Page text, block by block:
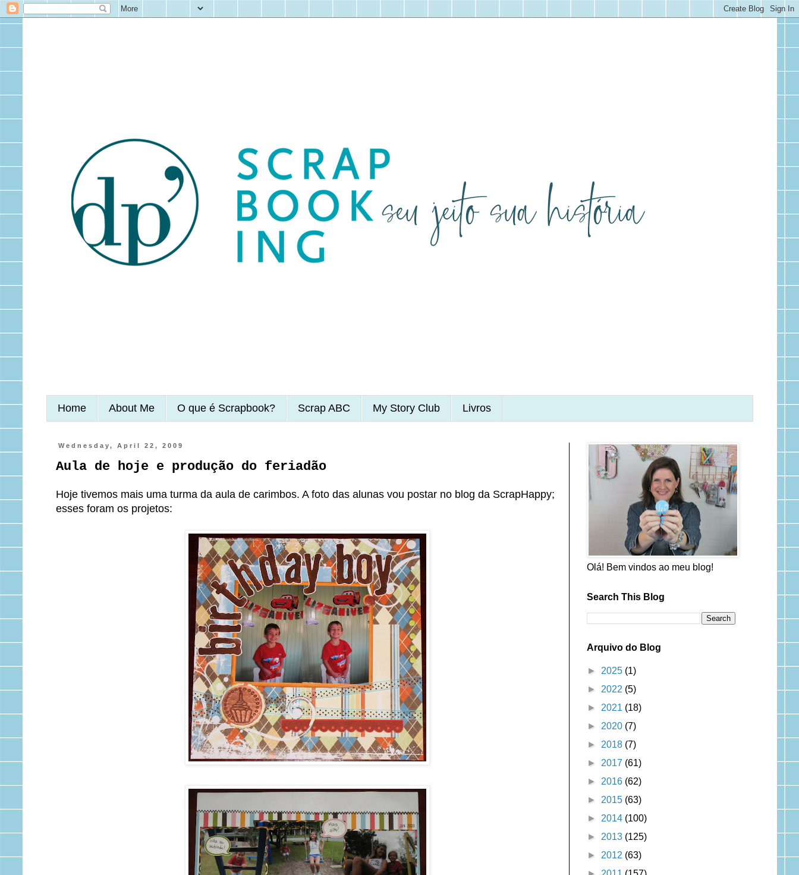
Home About Me O que é Scrapbook? Scrap ABC My Story Club Livros
Wednesday, April 22, 2009
Aula de hoje e produção do feriadão
Hoje tivemos mais uma turma da aula de carimbos. A foto das alunas vou postar no blog da ScrapHappy;
esses foram os projetos:
Olá! Bem vindos ao meu blog!
Search This Blog
Arquivo do Blog
► 2025 (1)
► 2022 (5)
► 2021 (18)
► 2020 (7)
► 2018 (7)
► 2017 (61)
► 2016 (62)
► 2015 (63)
► 2014 (100)
► 2013 (125)
► 2012 (63)